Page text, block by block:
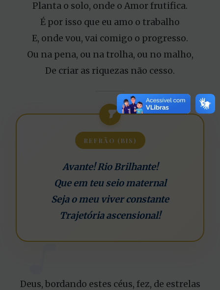
Planta o solo, onde o Amor frutifica.
É por isso que eu amo o trabalho
E, onde vou, vai comigo o progresso.
Ou na pena, ou na trolha, ou no malho,
De criar as riquezas não cesso.
REFRÃO (BIS)
Avante! Rio Brilhante!
Que em teu seio maternal
Seja o meu viver constante
Trajetória ascensional!
Deus, bordando estes céus, fez, de estrelas